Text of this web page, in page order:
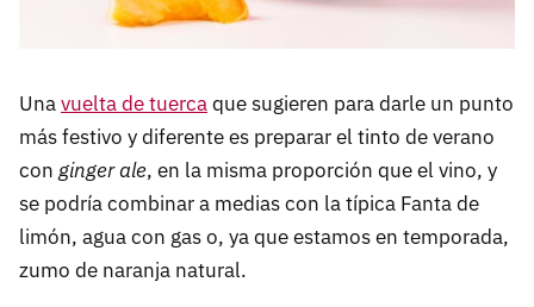
Unavuelta de tuercaque sugieren para darle un punto
más festivo y diferente es preparar el tinto de verano
con ginger ale, en la misma proporción que el vino, y
se podría combinar a medias con la típica Fanta de
limón, agua con gas o, ya que estamos en temporada,
zumo de naranja natural.